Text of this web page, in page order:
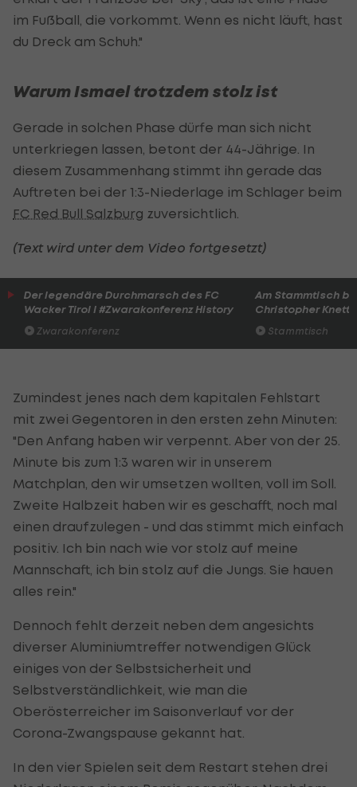
im Fußball, die vorkommt. Wenn es nicht läuft, hast
du Dreck am Schuh."
Warum Ismael trotzdem stolz ist
Gerade in solchen Phase dürfe man sich nicht
unterkriegen lassen, betont der 44-Jährige. In
diesem Zusammenhang stimmt ihn gerade das
Auftreten bei der 1:3-Niederlage im Schlager beim
FC Red Bull Salzburg zuversichtlich.
(Text wird unter dem Video fortgesetzt)
Der legendäre Durchmarsch des FC
Wacker Tirol I #Zwarakonferenz History
Zwarakonferenz
Am Stammtisch
Christopher Knett
Stammtisch
Zumindest jenes nach dem kapitalen Fehlstart
mit zwei Gegentoren in den ersten zehn Minuten:
"Den Anfang haben wir verpennt. Aber von der 25.
Minute bis zum 1:3 waren wir in unserem
Matchplan, den wir umsetzen wollten, voll im Soll.
Zweite Halbzeit haben wir es geschafft, noch mal
einen draufzulegen - und das stimmt mich einfach
positiv. Ich bin nach wie vor stolz auf meine
Mannschaft, ich bin stolz auf die Jungs. Sie hauen
alles rein."
Dennoch fehlt derzeit neben dem angesichts
diverser Aluminiumtreffer notwendigen Glück
einiges von der Selbstsicherheit und
Selbstverständlichkeit, wie man die
Oberösterreicher im Saisonverlauf vor der
Corona-Zwangspause gekannt hat.
In den vier Spielen seit dem Restart stehen drei